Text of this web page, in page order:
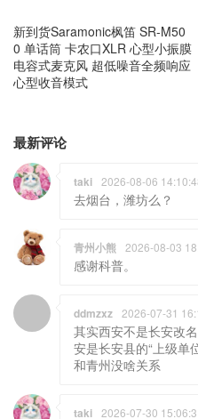
新到货Saramonic枫笛 SR-M50
0 单话筒 卡农口XLR 心型小振膜
电容式麦克风 超低噪音全频响应
心型收音模式
最新评论
taki 2026-08-06
去烟台，潍坊么？
青州小熊 2026-08-03
感谢科普。
ddmzxz 2026-07-31
其实西安不是长安改
安是长安县的“上级单
和青州没啥关系
taki 2026-07-30